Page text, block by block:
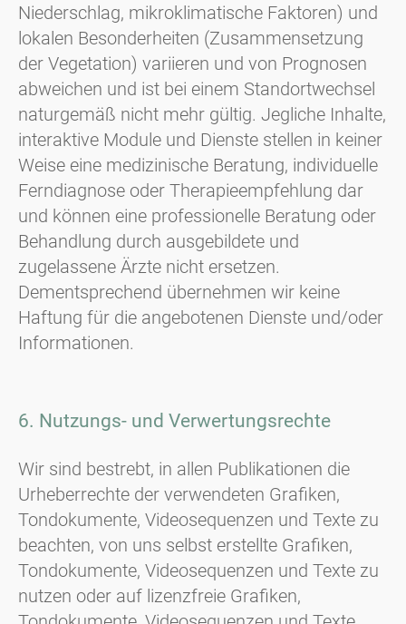
Niederschlag, mikroklimatische Faktoren) und
lokalen Besonderheiten (Zusammensetzung
der Vegetation) variieren und von Prognosen
abweichen und ist bei einem Standortwechsel
naturgemäß nicht mehr gültig. Jegliche Inhalte,
interaktive Module und Dienste stellen in keiner
Weise eine medizinische Beratung, individuelle
Ferndiagnose oder Therapieempfehlung dar
und können eine professionelle Beratung oder
Behandlung durch ausgebildete und
zugelassene Ärzte nicht ersetzen.
Dementsprechend übernehmen wir keine
Haftung für die angebotenen Dienste und/oder
Informationen.
6. Nutzungs- und Verwertungsrechte
Wir sind bestrebt, in allen Publikationen die
Urheberrechte der verwendeten Grafiken,
Tondokumente, Videosequenzen und Texte zu
beachten, von uns selbst erstellte Grafiken,
Tondokumente, Videosequenzen und Texte zu
nutzen oder auf lizenzfreie Grafiken,